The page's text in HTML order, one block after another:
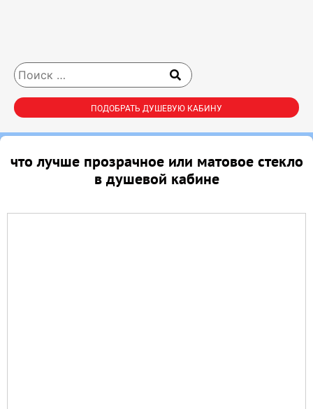
ПОДОБРАТЬ ДУШЕВУЮ КАБИНУ
что лучше прозрачное или матовое стекло
в душевой кабине